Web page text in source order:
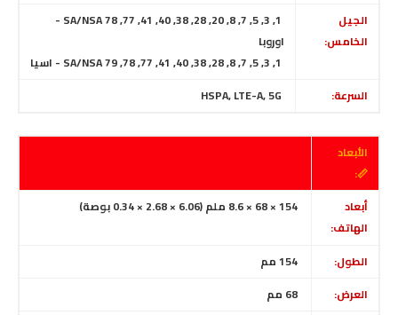
الجيل
الخامس:
1, 3, 5, 7, 8, 20, 28, 38, 40, 41, 77, 78 SA/NSA -
اوروبا
السرعة:
الأبعاد
📏:
أبعاد
الهاتف:
154 × 68 × 8.6 ملم (6.06 × 2.68 × 0.34 بوصة)
الطول:
العرض:
68 مم